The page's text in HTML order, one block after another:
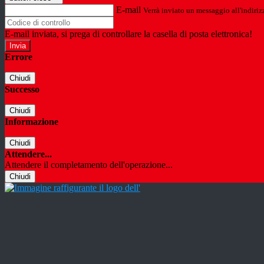
E-mail Verrà inviato un messaggio
E-mail inviata, si prega di controllare la casella di posta elettronica!
Errore
Chiudi
Successo
Chiudi
Informazione
Chiudi
Attendere...
Attendere il completamento dell'operazione...
Chiudi